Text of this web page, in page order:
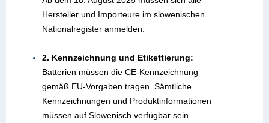
Hersteller und Importeure im slowenischen
Nationalregister anmelden.
2. Kennzeichnung und Etikettierung:
Batterien müssen die CE-Kennzeichnung
gemäß EU-Vorgaben tragen. Sämtliche
Kennzeichnungen und Produktinformationen
müssen auf Slowenisch verfügbar sein.